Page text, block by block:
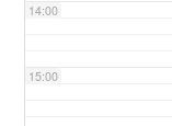
14:00
15:00